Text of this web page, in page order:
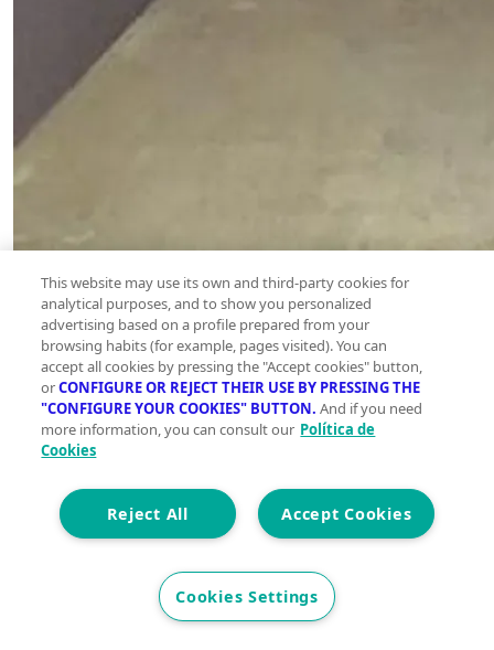
This website may use its own and third-party cookies for
analytical purposes, and to show you personalized
advertising based on a profile prepared from your
browsing habits (for example, pages visited). You can
accept all cookies by pressing the "Accept cookies" button,
orCONFIGURE OR REJECT THEIR USE BY PRESSING THE
"CONFIGURE YOUR COOKIES" BUTTON. And if you need
more information, you can consult our Política de
Cookies
Accept Cookies
Reject All
Cookies Settings